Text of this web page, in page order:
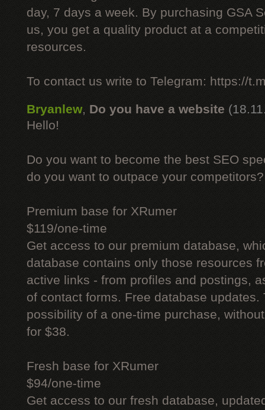
day, 7 days a week. By purchasing GSA
us, you get a quality product at a
resources.
To contact us write to Telegram: https://
Bryanlew, Do you have a website
Hello!
Do you want to become the best SEO
do you want to outpace your competitors?
Premium base for XRumer
$119/one-time
Get access to our premium database,
database contains only those resources
active links - from profiles and postings,
of contact forms. Free database updates.
possibility of a one-time purchase,
for $38.
Fresh base for XRumer
$94/one-time
Get access to our fresh database,